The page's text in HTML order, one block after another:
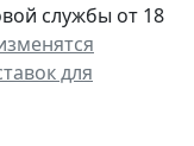
службы от 18
для